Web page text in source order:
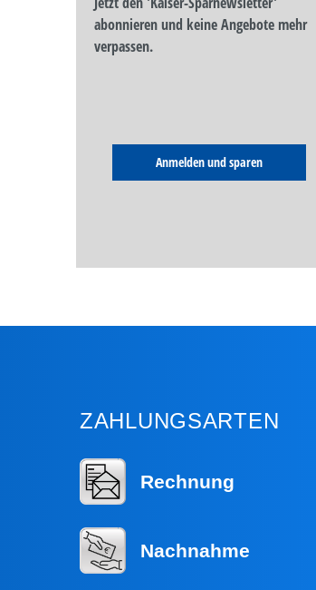
abonnieren und keine Angebote mehr
verpassen.
Anmelden und sparen
ZAHLUNGSARTEN
Rechnung
Nachnahme